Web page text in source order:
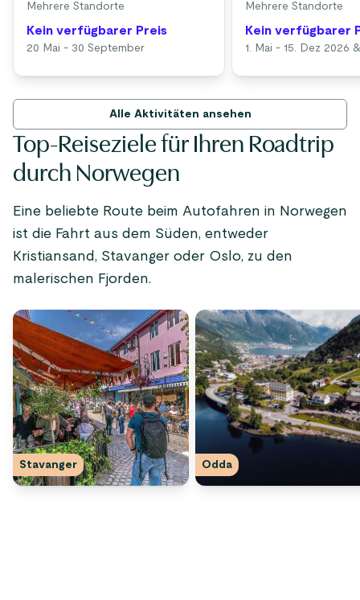
Mehrere Standorte
Kein verfügbarer Preis
20 Mai - 30 September
Mehrere Standorte
Kein verfügbarer
1. Mai - 15. Dez 2026
Alle Aktivitäten ansehen
Top-Reiseziele für Ihren Roadtrip
durch Norwegen
Eine beliebte Route beim Autofahren in Norwegen
ist die Fahrt aus dem Süden, entweder
Kristiansand, Stavanger oder Oslo, zu den
malerischen Fjorden.
Stavanger Odda